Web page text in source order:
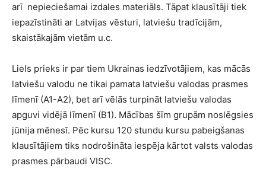
arī nepieciešamai izdales materiāls. Tāpat klausītāji tiek
iepazīstināti ar Latvijas vēsturi, latviešu tradīcijām,
skaistākajām vietām u.c.
Liels prieks ir par tiem Ukrainas iedzīvotājiem, kas mācās
latviešu valodu ne tikai pamata latviešu valodas prasmes
līmenī (A1-A2), bet arī vēlās turpināt latviešu valodas
apguvi vidējā līmenī (B1). Mācības šīm grupām noslēgsies
jūnija mēnesī. Pēc kursu 120 stundu kursu pabeigšanas
klausītājiem tiks nodrošināta iespēja kārtot valsts valodas
prasmes pārbaudi VISC.